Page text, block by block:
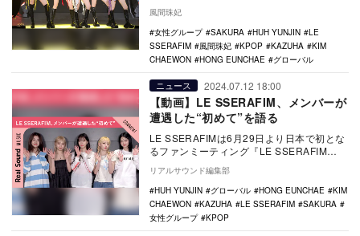
風間珠妃
女性グループ
SAKURA HUH YUNJIN
LE
SSERAFIM
風間珠妃 KPOP KAZUHA
KIM
CHAEWON
HONG EUNCHAE グローバル
ニュース 2024.07.12 18:00
【動画】LE SSERAFIM、メンバーが
遭遇した“初めて”を語る
LE SSERAFIMは6月29日より日本で初とな
るファンミーティング『LE SSERAFIM
FAN MEETING 'FEA…
リアルサウンド編集部
HUH YUNJIN
グローバル HONG EUNCHAE
KIM
CHAEWON
KAZUHA LE SSERAFIM
SAKURA
女性グループ
KPOP